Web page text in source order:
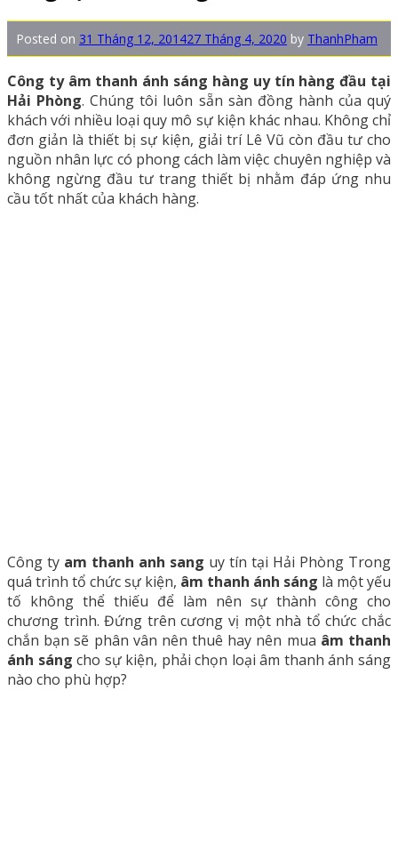
Posted on 31 Tháng 12, 201427 Tháng 4, 2020 by ThanhPham
Công ty âm thanh ánh sáng hàng uy tín hàng đầu tại
Hải Phòng. Chúng tôi luôn sẵn sàn đồng hành của quý
khách với nhiều loại quy mô sự kiện khác nhau. Không chỉ
đơn giản là thiết bị sự kiện, giải trí Lê Vũ còn đầu tư cho
nguồn nhân lực có phong cách làm việc chuyên nghiệp và
không ngừng đầu tư trang thiết bị nhằm đáp ứng nhu
cầu tốt nhất của khách hàng.
Công ty am thanh anh sang uy tín tại Hải Phòng Trong
quá trình tổ chức sự kiện, âm thanh ánh sáng là một yếu
tố không thể thiếu để làm nên sự thành công cho
chương trình. Đứng trên cương vị một nhà tổ chức chắc
chắn bạn sẽ phân vân nên thuê hay nên mua âm thanh
ánh sáng cho sự kiện, phải chọn loại âm thanh ánh sáng
nào cho phù hợp?